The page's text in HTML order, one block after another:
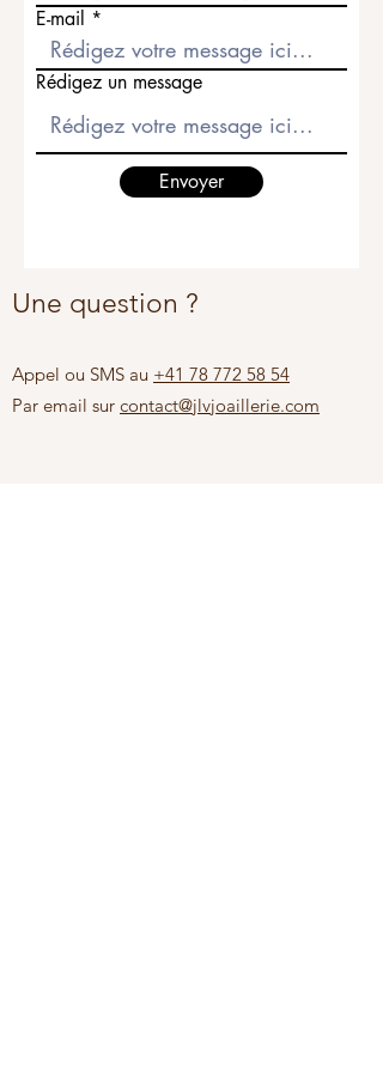
E-mail
Rédigez un message
Envoyer
Une question ?
Appel ou SMS au +41 78 772 58 54
Par email sur contact@jlvjoaillerie.com